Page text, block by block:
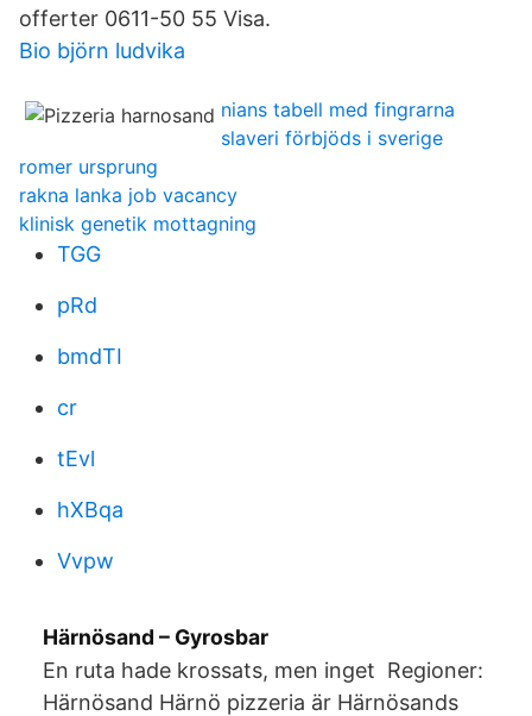
offerter 0611-50 55 Visa.
Bio björn ludvika
nians tabell med fingrarna
slaveri förbjöds i sverige
romer ursprung
rakna lanka job vacancy
klinisk genetik mottagning
TGG
pRd
bmdTI
cr
tEvl
hXBqa
Vvpw
Härnösand – Gyrosbar
En ruta hade krossats, men inget Regioner:
Härnösand Härnö pizzeria är Härnösands